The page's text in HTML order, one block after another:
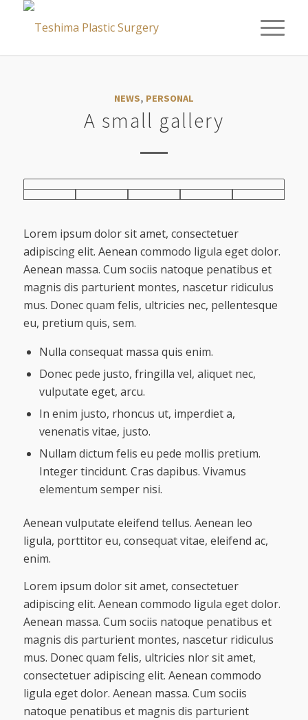
NEWS, PERSONAL
A small gallery
Lorem ipsum dolor sit amet, consectetuer
adipiscing elit. Aenean commodo ligula eget dolor.
Aenean massa. Cum sociis natoque penatibus et
magnis dis parturient montes, nascetur ridiculus
mus. Donec quam felis, ultricies nec, pellentesque
eu, pretium quis, sem.
Nulla consequat massa quis enim.
Donec pede justo, fringilla vel, aliquet nec,
vulputate eget, arcu.
In enim justo, rhoncus ut, imperdiet a,
venenatis vitae, justo.
Nullam dictum felis eu pede mollis pretium.
Integer tincidunt. Cras dapibus. Vivamus
elementum semper nisi.
Aenean vulputate eleifend tellus. Aenean leo
ligula, porttitor eu, consequat vitae, eleifend ac,
enim.
Lorem ipsum dolor sit amet, consectetuer
adipiscing elit. Aenean commodo ligula eget dolor.
Aenean massa. Cum sociis natoque penatibus et
magnis dis parturient montes, nascetur ridiculus
mus. Donec quam felis, ultricies nlor sit amet,
consectetuer adipiscing elit. Aenean commodo
ligula eget dolor. Aenean massa. Cum sociis
natoque penatibus et magnis dis parturient